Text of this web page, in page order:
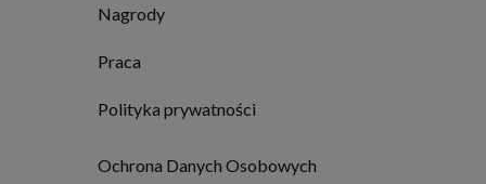
Nagrody
Praca
Polityka prywatności
Ochrona Danych Osobowych